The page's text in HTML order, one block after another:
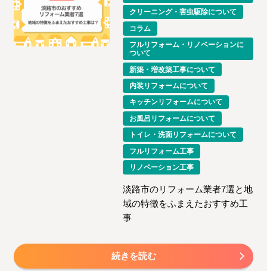
クリーニング・害虫駆除について
コラム
フルリフォーム・リノベーションに
ついて
新築・増改築工事について
内装リフォームについて
キッチンリフォームについて
お風呂リフォームについて
トイレ・洗面リフォームについて
フルリフォーム工事
リノベーション工事
淡路市のリフォーム業者7選と地
域の特徴をふまえたおすすめ工
事
続きを読む